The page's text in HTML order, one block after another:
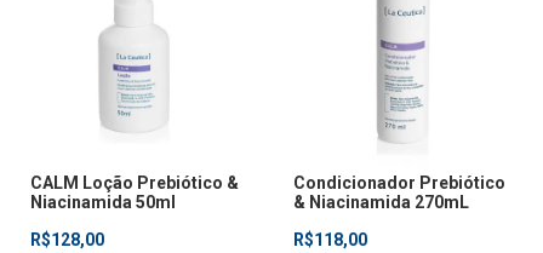
CALM Loção Prebiótico &
Niacinamida 50ml
R$128,00
Condicionador Prebiótico
& Niacinamida 270mL
R$118,00